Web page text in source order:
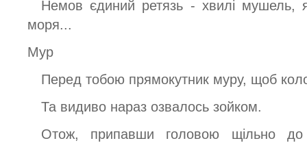
Немов єдиний ретязь - хвилі мушель,
моря...
Мур
Перед тобою прямокутник муру, щоб коло
Та видиво нараз озвалось зойком.
Отож, припавши головою щільно до